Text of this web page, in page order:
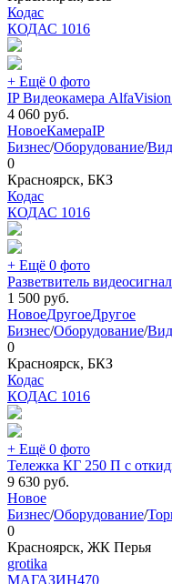
Кодас
КОДАС 1016
+ Ещё 0 фото
IP Видеокамера
4 060 руб.
НовоеКамераIP
Бизнес/Оборудование/
0
Красноярск, БКЗ
Кодас
КОДАС 1016
+ Ещё 0 фото
Разветвитель
1 500 руб.
НовоеДругоеДругое
Бизнес/Оборудование/
0
Красноярск, БКЗ
Кодас
КОДАС 1016
+ Ещё 0 фото
Тележка КГ 250 П с
9 630 руб.
Новое
Бизнес/Оборудование/
0
Красноярск, ЖК Перья
grotika
МАГАЗИН470